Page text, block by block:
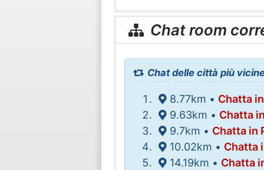
Chat room
Chat delle città più
8.77km • Chatta
9.63km • Chatta
9.7km • Chatta in
10.02km • Chatta
14.19km • Chatta